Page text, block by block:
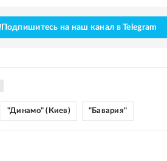
Подпишитесь на наш канал в Telegram
"Динамо" (Киев) "Бавария"